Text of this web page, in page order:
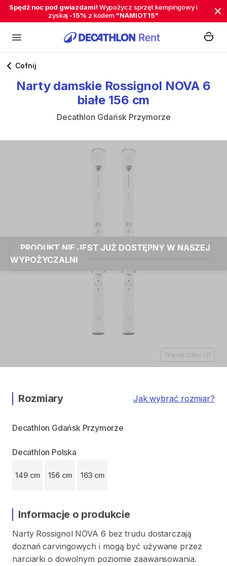
Spędź noc pod gwiazdami! Wypożycz sprzęt kempingowy i
zyskaj -15% z kodem "NAMIOT15"
Cofnij
Narty damskie Rossignol NOVA 6
białe 156 cm
Decathlon Gdańsk Przymorze
PRODUKT NIE JEST JUŻ DOSTĘPNY W NASZEJ
WYPOŻYCZALNI
Więcej zdjęć (2 )
Rozmiary Jak wybrać rozmiar?
Decathlon Gdańsk Przymorze
Decathlon Polska
149 cm 156 cm 163 cm
Informacje o produkcie
Narty Rossignol NOVA 6 bez trudu dostarczają
doznań carvingowych i mogą być używane przez
narciarki o dowolnym poziomie zaawansowania.